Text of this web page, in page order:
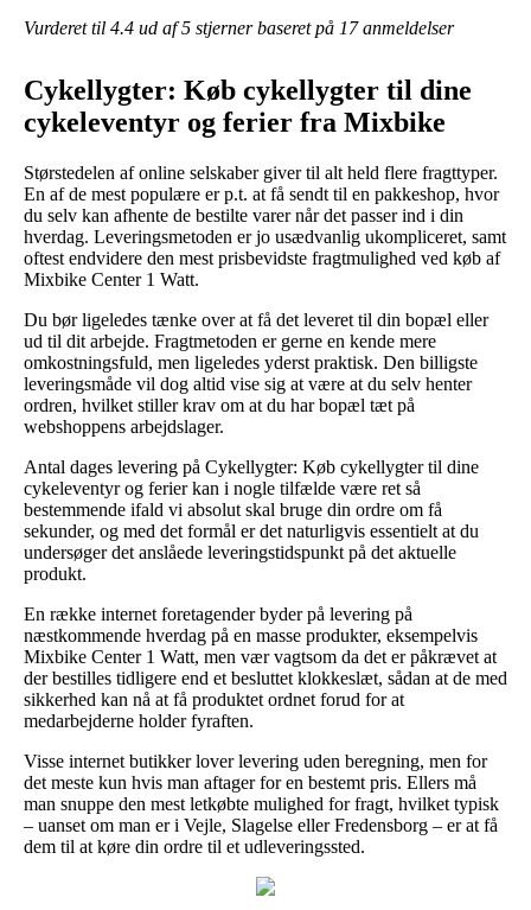
Vurderet til 4.4 ud af 5 stjerner baseret på 17anmeldelser
Cykellygter: Køb cykellygter til dine
cykeleventyr og ferier fra Mixbike
Størstedelen af online selskaber giver til alt held flere fragttyper.
En af de mest populære er p.t. at få sendt til en pakkeshop, hvor
du selv kan afhente de bestilte varer når det passer ind i din
hverdag. Leveringsmetoden er jo usædvanlig ukompliceret, samt
oftest endvidere den mest prisbevidste fragtmulighed ved køb af
Mixbike Center 1 Watt.
Du bør ligeledes tænke over at få det leveret til din bopæl eller
ud til dit arbejde. Fragtmetoden er gerne en kende mere
omkostningsfuld, men ligeledes yderst praktisk. Den billigste
leveringsmåde vil dog altid vise sig at være at du selv henter
ordren, hvilket stiller krav om at du har bopæl tæt på
webshoppens arbejdslager.
Antal dages levering på Cykellygter: Køb cykellygter til dine
cykeleventyr og ferier kan i nogle tilfælde være ret så
bestemmende ifald vi absolut skal bruge din ordre om få
sekunder, og med det formål er det naturligvis essentielt at du
undersøger det anslåede leveringstidspunkt på det aktuelle
produkt.
En række internet foretagender byder på levering på
næstkommende hverdag på en masse produkter, eksempelvis
Mixbike Center 1 Watt, men vær vagtsom da det er påkrævet at
der bestilles tidligere end et besluttet klokkeslæt, sådan at de med
sikkerhed kan nå at få produktet ordnet forud for at
medarbejderne holder fyraften.
Visse internet butikker lover levering uden beregning, men for
det meste kun hvis man aftager for en bestemt pris. Ellers må
man snuppe den mest letkøbte mulighed for fragt, hvilket typisk
– uanset om man er i Vejle, Slagelse eller Fredensborg – er at få
dem til at køre din ordre til et udleveringssted.